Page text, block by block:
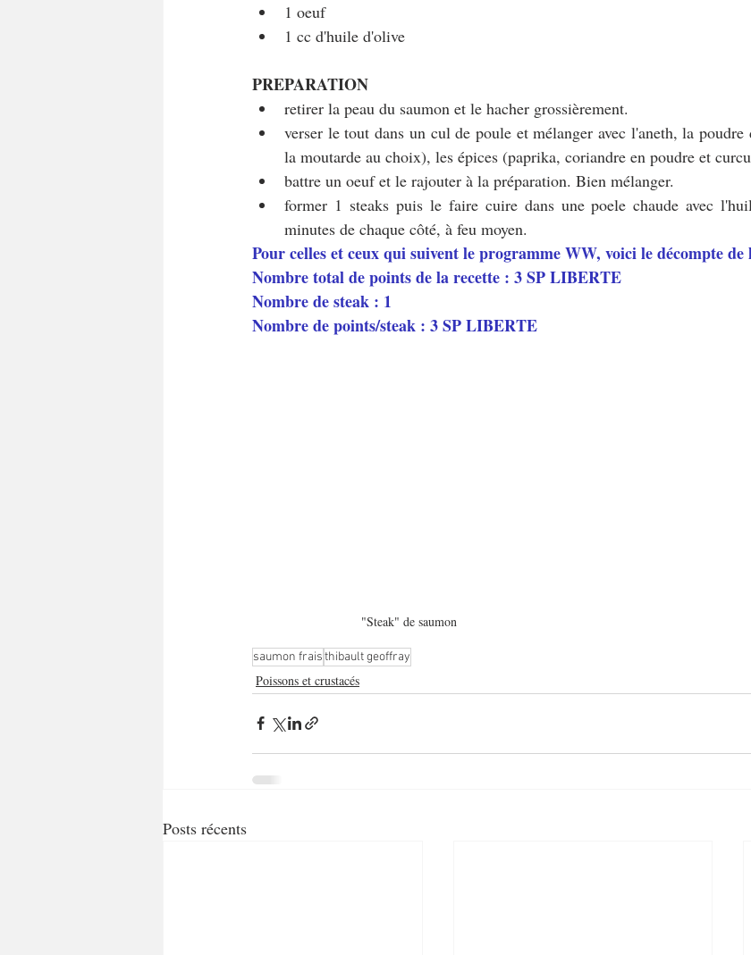
1 oeuf
1 cc d'huile d'olive
PREPARATION
retirer la peau du saumon et le hacher grossièrement.
verser le tout dans un cul de poule et mélanger avec l'aneth, la poudre
la moutarde au choix), les épices (paprika, coriandre en poudre et
battre un oeuf et le rajouter à la préparation. Bien mélanger.
former 1 steaks puis le faire cuire dans une poele chaude avec
minutes de chaque côté, à feu moyen.
Pour celles et ceux qui suivent le programme WW, voici le décompte de
Nombre total de points de la recette : 3 SP LIBERTE
Nombre de steak : 1
Nombre de points/steak : 3 SP LIBERTE
"Steak" de saumon
saumon fraisthibault geoffray
Poissons et crustacés
Posts récents